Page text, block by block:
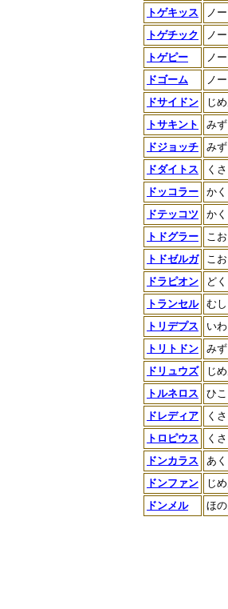
トゲキッス
ノ
トゲチック
ノ
トゲピー
ノ
ドゴーム
ノ
ドサイドン
じ
トサキント
みず
ドジョッチ
みず
ドダイトス
くさ
ドッコラー
か
ドテッコツ
か
トドグラー
こ
トドゼルガ
こ
ドラピオン
どく
トランセル
むし
トリデプス
いわ
トリトドン
みず
ドリュウズ
じ
トルネロス
ひこ
ドレディア
くさ
トロピウス
くさ
ドンカラス
あく
ドンファン
じ
ドンメル
ほ